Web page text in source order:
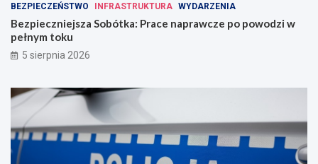
BEZPIECZEŃSTWO INFRASTRUKTURA WYDARZENIA
Bezpieczniejsza Sobótka: Prace naprawcze po powodzi w
pełnym toku
5 sierpnia 2026